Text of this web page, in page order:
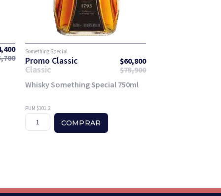
Something Special
Promo Classic $60,800
Classic $75,900
Whisky Something Special 750ml
PUM $101.2
COMPRAR